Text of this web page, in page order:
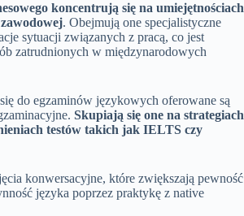
koncentrują się na umiejętnościach
. Obejmują one specjalistyczne
sytuacji związanych z pracą, co jest
zatrudnionych w międzynarodowych
do egzaminów językowych oferowane są
Skupiają się one na strategiach
testów takich jak IELTS czy
konwersacyjne, które zwiększają pewność
języka poprzez praktykę z native